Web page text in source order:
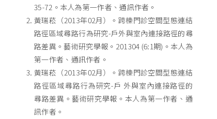
35-72。本人為第一作者、通訊作者。
黃瑞菘（2013年02月）。跨棟門診空間型態連結
路徑區域尋路行為研究-戶外與室內連接路徑的尋
路差異。藝術研究學報。201304 (6:1期)。本人為
第一作者、通訊作者。
黃瑞菘（2013年02月）。跨棟門診空間型態連結
路徑區域尋路行為研究-戶 外與室內連接路徑的
尋路差異。藝術研究學報。本人為第一作者、通
訊作者。